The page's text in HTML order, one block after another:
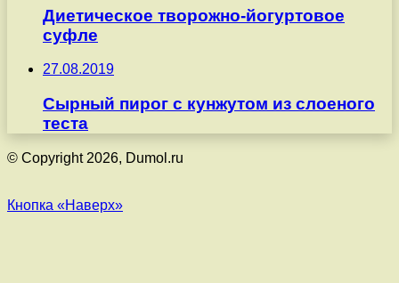
Диетическое творожно-йогуртовое
суфле
27.08.2019
Сырный пирог с кунжутом из слоеного
теста
© Copyright 2026, Dumol.ru
Кнопка «Наверх»